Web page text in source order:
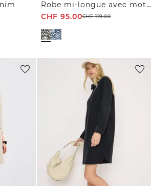
Robe mi-longue avec motif graphique
CHF 95.00CHF119.00